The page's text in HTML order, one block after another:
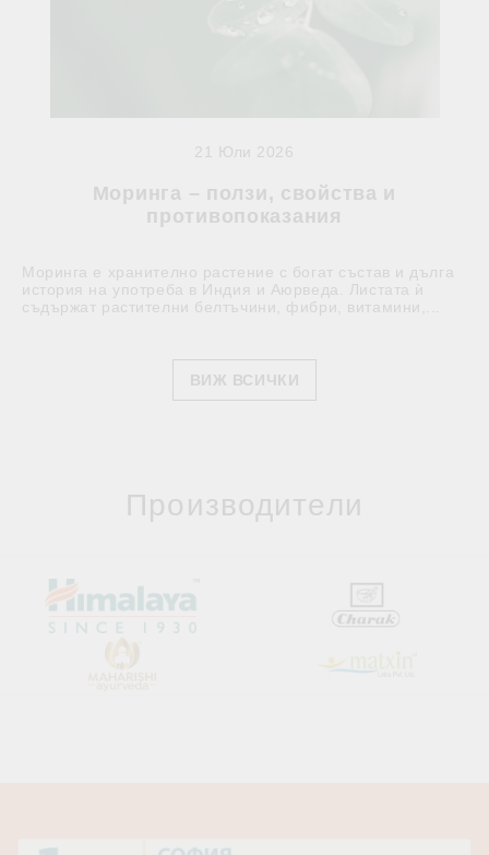
Моринга – ползи, свойства и
противопоказания
21 Юли 2026
Моринга е хранително растение с богат състав и дълга
история на употреба в Индия и Аюрведа. Листата ѝ
съдържат растителни белтъчини, фибри, витамини,...
ВИЖ ВСИЧКИ
Производители